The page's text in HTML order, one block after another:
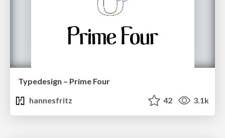
Typedesign – Prime Four
hannesfritz
42 3.1k